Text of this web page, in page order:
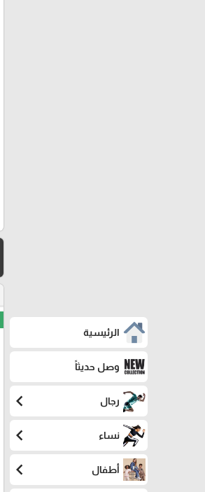
الرئيسية
وصل حديثاً
رجال chevron_left
نساء chevron_left
أطفال chevron_left